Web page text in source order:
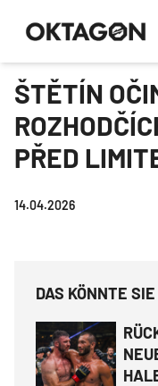
ŠTĚTÍN
PŘED
14.04.2026
DAS KÖNNTE